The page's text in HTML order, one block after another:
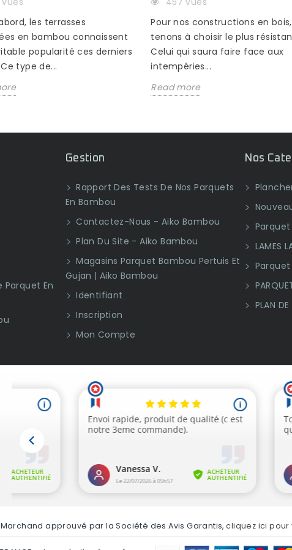
les terrasses
en bambou connaissent
popularité ces derniers
type de...
Pour nos constructions en
tenons à choisir le plus
Celui qui saura faire face aux
intempéries...
Read more
Parquet En
Gestion
Rapport Des Tests De Nos Parquets
En Bambou
Contactez-Nous - Aiko Bambou
Plan Du Site - Aiko Bambou
Magasins Parquet Bambou Pertuis Et
Gujan | Aiko Bambou
Identifiant
Inscription
Mon Compte
Nos
Parquet
LAMES
PLAN
Marchand approuvé par la Société des Avis Garantis,cliquez ici pour